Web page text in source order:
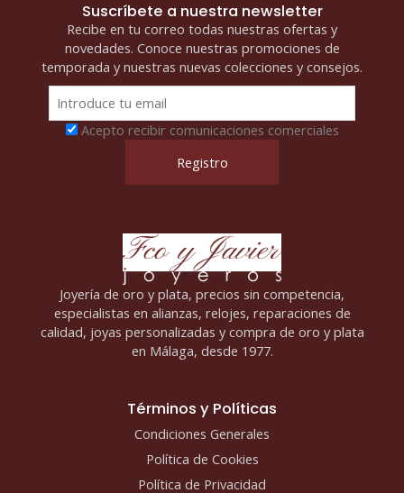
Suscríbete a nuestra newsletter
Recibe en tu correo todas nuestras ofertas y
novedades. Conoce nuestras promociones de
temporada y nuestras nuevas colecciones y consejos.
Acepto recibir comunicaciones comerciales
Joyería de oro y plata, precios sin competencia,
especialistas en alianzas, relojes, reparaciones de
calidad, joyas personalizadas y compra de oro y plata
en Málaga, desde 1977.
Términos y Políticas
Condiciones Generales
Política de Cookies
Política de Privacidad